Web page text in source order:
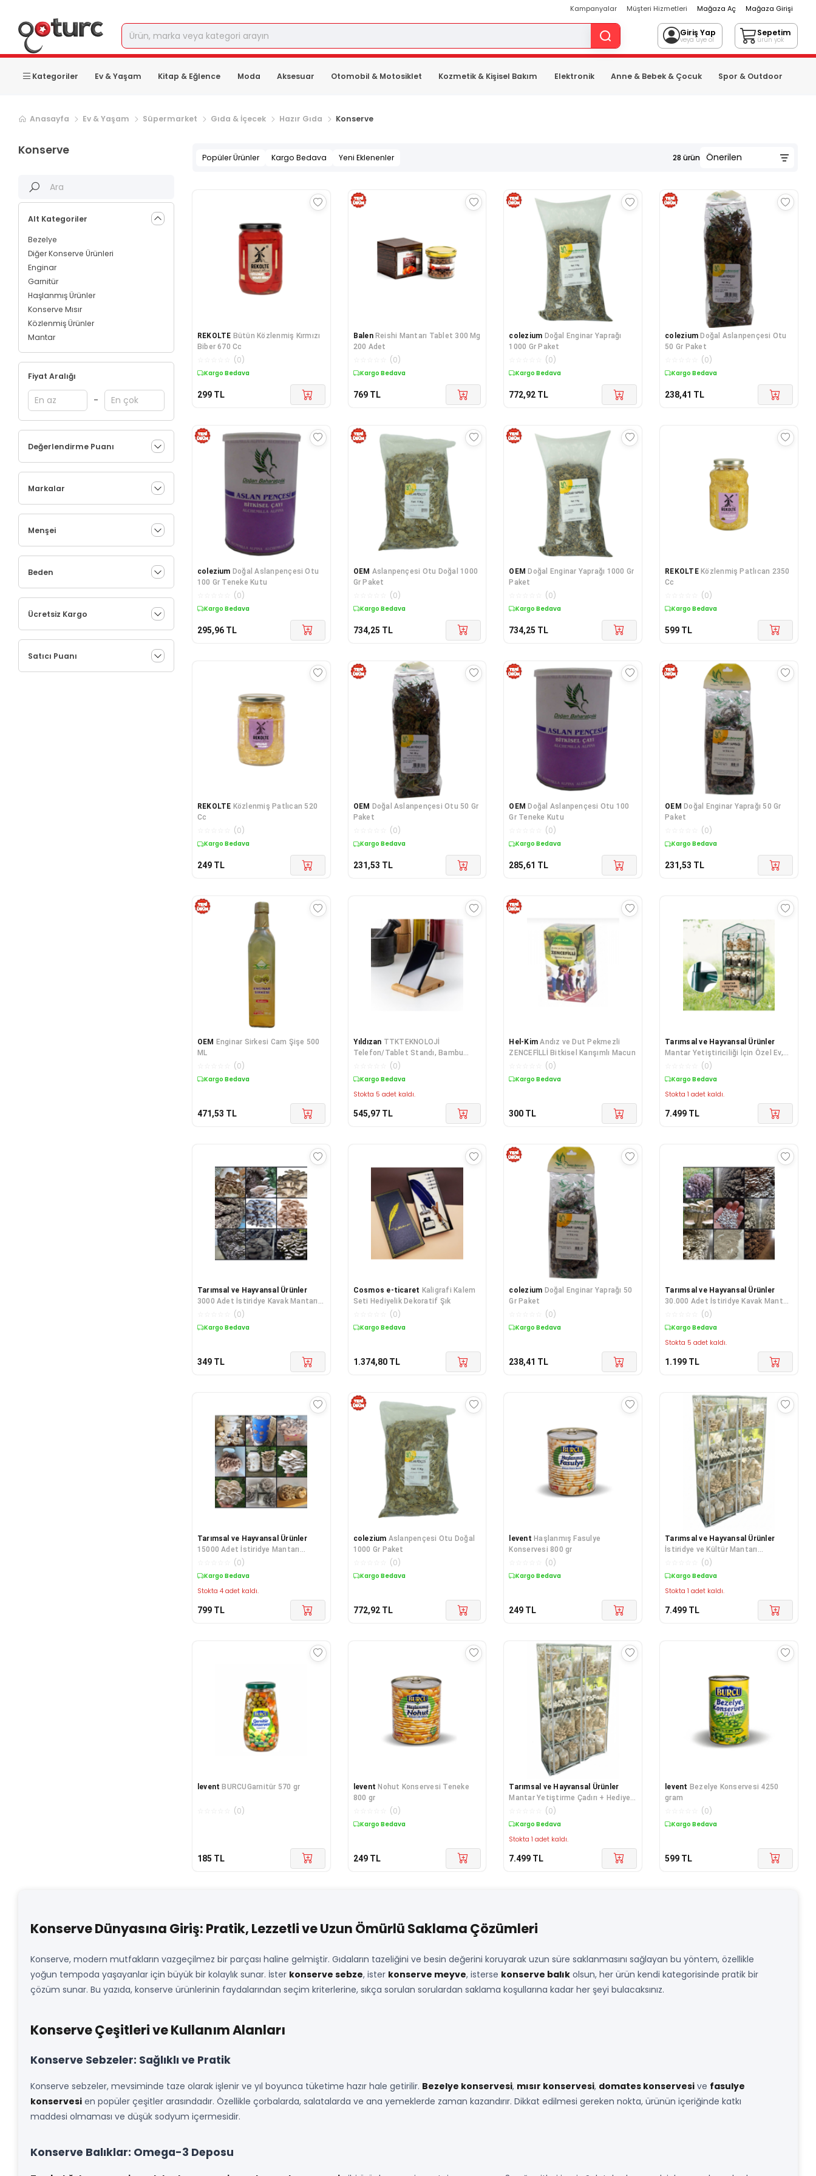
Kampanyalar Müşteri Hizmetleri Mağaza Aç Mağaza Girişi
Giriş Yap
veya üye ol
Sepetim
ürün yok
Kategoriler Ev & Yaşam Kitap & Eğlence Moda Aksesuar Otomobil & Motosiklet Kozmetik & Kişisel Bakım Elektronik Anne & Bebek & Çocuk Spor & Outdoor
Anasayfa Ev & Yaşam Süpermarket Gıda & İçecek Hazır Gıda Konserve
Konserve
Alt Kategoriler
Bezelye
Diğer Konserve Ürünleri
Enginar
Garnitür
Haşlanmış Ürünler
Konserve Mısır
Közlenmiş Ürünler
Mantar
Fiyat Aralığı
-
Değerlendirme Puanı
Markalar
Menşei
Beden
Ücretsiz Kargo
Satıcı Puanı
Popüler Ürünler Kargo Bedava Yeni Eklenenler 28 ürün
REKOLTE Bütün Közlenmiş Kırmızı
Biber 670 Cc
(0)
Kargo Bedava
299 TL
Balen Reishi Mantarı Tablet 300 Mg
200 Adet
(0)
Kargo Bedava
769 TL
colezium Doğal Enginar Yaprağı
1000 Gr Paket
(0)
Kargo Bedava
772,92 TL
colezium Doğal Aslanpençesi Otu
50 Gr Paket
(0)
Kargo Bedava
238,41 TL
colezium Doğal Aslanpençesi Otu
100 Gr Teneke Kutu
(0)
Kargo Bedava
295,96 TL
OEM Aslanpençesi Otu Doğal 1000
Gr Paket
(0)
Kargo Bedava
734,25 TL
OEM Doğal Enginar Yaprağı 1000 Gr
Paket
(0)
Kargo Bedava
734,25 TL
REKOLTE Közlenmiş Patlıcan 2350
Cc
(0)
Kargo Bedava
599 TL
REKOLTE Közlenmiş Patlıcan 520
Cc
(0)
Kargo Bedava
249 TL
OEM Doğal Aslanpençesi Otu 50 Gr
Paket
(0)
Kargo Bedava
231,53 TL
OEM Doğal Aslanpençesi Otu 100
Gr Teneke Kutu
(0)
Kargo Bedava
285,61 TL
OEM Doğal Enginar Yaprağı 50 Gr
Paket
(0)
Kargo Bedava
231,53 TL
OEM Enginar Sirkesi Cam Şişe 500
ML
(0)
Kargo Bedava
471,53 TL
Yıldızan TTKTEKNOLOJİ
Telefon/Tablet Standı, Bambu
Pratik Kullanım Özelliğ
(0)
Kargo Bedava
Stokta 5 adet kaldı.
545,97 TL
Hel-Kim Andız ve Dut Pekmezli
ZENCEFİLLİ Bitkisel Karışımlı Macun
(0)
Kargo Bedava
300 TL
Tarımsal ve Hayvansal Ürünler
Mantar Yetiştiriciliği İçin Özel Ev,
Balkon, Dış ve İç Mekan Sera Çadır
+ Hediye Üzüm Fidanı Tohumu
(0)
Kargo Bedava
Stokta 1 adet kaldı.
7.499 TL
Tarımsal ve Hayvansal Ürünler
3000 Adet İstiridye Kavak Mantarı
Tohumu+ Ekim Poşetleri+ Eğitim
Kılavuzu+ Üzüm Fidanı Tohumu
Hediye
(0)
Kargo Bedava
349 TL
Cosmos e-ticaret Kaligrafi Kalem
Seti Hediyelik Dekoratif Şık
(0)
Kargo Bedava
1.374,80 TL
colezium Doğal Enginar Yaprağı 50
Gr Paket
(0)
Kargo Bedava
238,41 TL
Tarımsal ve Hayvansal Ürünler
30.000 Adet İstiridye Kavak Mantarı
Tohumu + Ekim Poşetleri+ Süpriz
Hediye + Eğitim Kılavuzu
(0)
Kargo Bedava
Stokta 5 adet kaldı.
1.199 TL
Tarımsal ve Hayvansal Ürünler
15000 Adet İstiridye Mantarı
Tohumu + Ekim Poşetleri + Eğitim
Hediye
(0)
Kargo Bedava
Stokta 4 adet kaldı.
799 TL
colezium Aslanpençesi Otu Doğal
1000 Gr Paket
(0)
Kargo Bedava
772,92 TL
levent Haşlanmış Fasulye
Konservesi 800 gr
(0)
Kargo Bedava
249 TL
Tarımsal ve Hayvansal Ürünler
İstiridye ve Kültür Mantarı
Yetiştirme Serası + Hediye Üzüm
(0)
Kargo Bedava
Stokta 1 adet kaldı.
7.499 TL
levent BURCUGarnitür 570 gr
(0)
185 TL
levent Nohut Konservesi Teneke
800 gr
(0)
Kargo Bedava
249 TL
Tarımsal ve Hayvansal Ürünler
Mantar Yetiştirme Çadırı + Hediye
Üzüm Fidanı Tohumları
(0)
Kargo Bedava
Stokta 1 adet kaldı.
7.499 TL
levent Bezelye Konservesi 4250
gram
(0)
Kargo Bedava
599 TL
Konserve Dünyasına Giriş: Pratik, Lezzetli ve Uzun Ömürlü Saklama Çözümleri
Konserve, modern mutfakların vazgeçilmez bir parçası haline gelmiştir. Gıdaların tazeliğini ve besin değerini koruyarak uzun süre saklanmasını sağlayan bu yöntem, özellikle
yoğun tempoda yaşayanlar için büyük bir kolaylık sunar. İster konserve sebze, ister konserve meyve, isterse konserve balık olsun, her ürün kendi kategorisinde pratik bir
çözüm sunar. Bu yazıda, konserve ürünlerinin faydalarından seçim kriterlerine, sıkça sorulan sorulardan saklama koşullarına kadar her şeyi bulacaksınız.
Konserve Çeşitleri ve Kullanım Alanları
Konserve Sebzeler: Sağlıklı ve Pratik
Konserve sebzeler, mevsiminde taze olarak işlenir ve yıl boyunca tüketime hazır hale getirilir. Bezelye konservesi, mısır konservesi, domates konservesi ve fasulye
konservesi en popüler çeşitler arasındadır. Özellikle çorbalarda, salatalarda ve ana yemeklerde zaman kazandırır. Dikkat edilmesi gereken nokta, ürünün içeriğinde katkı
maddesi olmaması ve düşük sodyum içermesidir.
Konserve Balıklar: Omega-3 Deposu